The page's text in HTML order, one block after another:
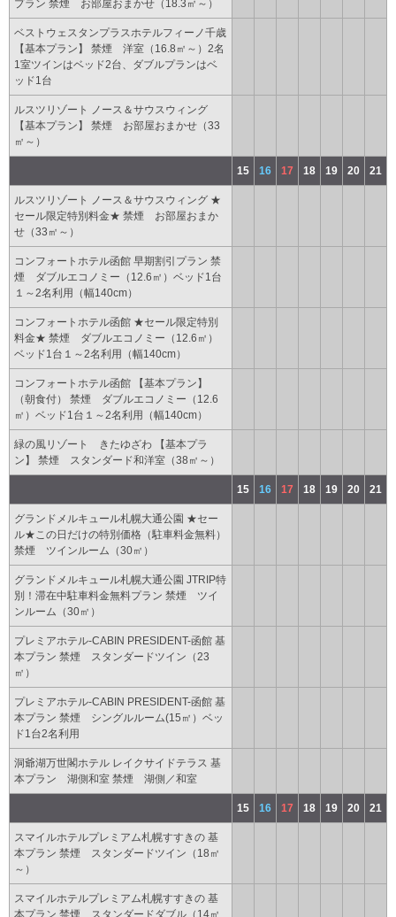
プラン 禁煙 お部屋おまかせ（18.3㎡～）
ベストウェスタンプラスホテルフィーノ千歳
【基本プラン】 禁煙 洋室（16.8㎡～）2名
1室ツインはベッド2台、ダブルプランはベ
ッド1台
ルスツリゾート ノース＆サウスウィング
【基本プラン】 禁煙 お部屋おまかせ（33
㎡～）
15 16 17 18 19 20 21
ルスツリゾート ノース＆サウスウィング ★
セール限定特別料金★ 禁煙 お部屋おまか
せ（33㎡～）
コンフォートホテル函館 早期割引プラン 禁
煙 ダブルエコノミー（12.6㎡）ベッド1台
１～2名利用（幅140cm）
コンフォートホテル函館 ★セール限定特別
料金★ 禁煙 ダブルエコノミー（12.6㎡）
ベッド1台１～2名利用（幅140cm）
コンフォートホテル函館 【基本プラン】
（朝食付） 禁煙 ダブルエコノミー（12.6
㎡）ベッド1台１～2名利用（幅140cm）
緑の風リゾート きたゆざわ 【基本プラ
ン】 禁煙 スタンダード和洋室（38㎡～）
15 16 17 18 19 20 21
グランドメルキュール札幌大通公園 ★セー
ル★この日だけの特別価格（駐車料金無料）
禁煙 ツインルーム（30㎡）
グランドメルキュール札幌大通公園 JTRIP特
別！滞在中駐車料金無料プラン 禁煙 ツイ
ンルーム（30㎡）
プレミアホテル-CABIN PRESIDENT-函館 基
本プラン 禁煙 スタンダードツイン（23
㎡）
プレミアホテル-CABIN PRESIDENT-函館 基
本プラン 禁煙 シングルルーム(15㎡）ベッ
ド1台2名利用
洞爺湖万世閣ホテル レイクサイドテラス 基
本プラン 湖側和室 禁煙 湖側／和室
15 16 17 18 19 20 21
スマイルホテルプレミアム札幌すすきの 基
本プラン 禁煙 スタンダードツイン（18㎡
～）
スマイルホテルプレミアム札幌すすきの 基
本プラン 禁煙 スタンダードダブル（14㎡